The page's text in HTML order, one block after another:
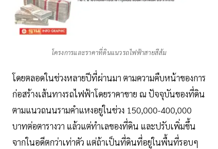
โครงการและราคาที่ดินแนวรถไฟฟ้าสายสีส้ม
โดยตลอดในช่วงหลายปีที่ผ่านมา ตามความคืบหน้าของการ
ก่อสร้างเส้นทางรถไฟฟ้าโดยราคาขาย ณ ปัจจุบันของที่ดิน
ตามแนวถนนรามคำแหงอยู่ในช่วง 150,000-400,000
บาทต่อตารางวา แล้วแต่ทำเลของที่ดิน และปรับเพิ่มขึ้น
จากในอดีตกว่าเท่าตัว แต่ถ้าเป็นที่ดินที่อยู่ในพื้นที่รอบๆ